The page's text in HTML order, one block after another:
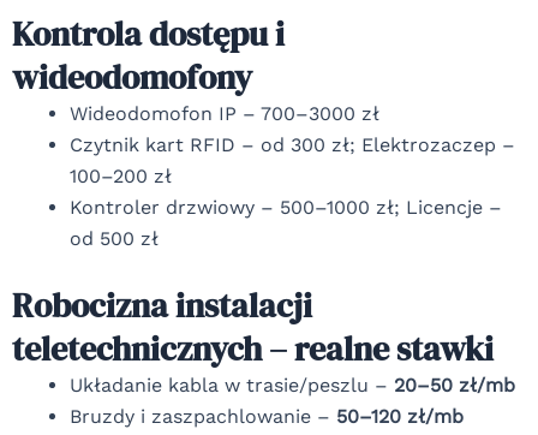
Kontrola dostępu i
wideodomofony
Wideodomofon IP – 700–3000 zł
Czytnik kart RFID – od 300 zł; Elektrozaczep –
100–200 zł
Kontroler drzwiowy – 500–1000 zł; Licencje –
od 500 zł
Robocizna instalacji
teletechnicznych – realne stawki
Układanie kabla w trasie/peszlu – 20–50 zł/mb
Bruzdy i zaszpachlowanie – 50–120 zł/mb